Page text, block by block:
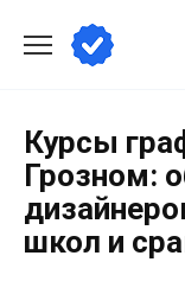
Курсы
Грозном:
школ и